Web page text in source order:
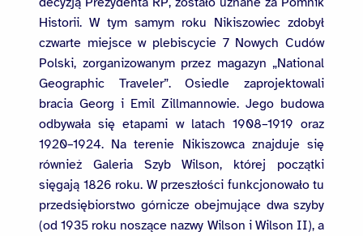
Historii. W tym samym roku Nikiszowiec zdobył
czwarte miejsce w plebiscycie 7 Nowych Cudów
Polski, zorganizowanym przez magazyn „National
Geographic Traveler”. Osiedle zaprojektowali
bracia Georg i Emil Zillmannowie. Jego budowa
odbywała się etapami w latach 1908–1919 oraz
1920–1924. Na terenie Nikiszowca znajduje się
również Galeria Szyb Wilson, której początki
sięgają 1826 roku. W przeszłości funkcjonowało tu
przedsiębiorstwo górnicze obejmujące dwa szyby
(od 1935 roku noszące nazwy Wilson i Wilson II), a